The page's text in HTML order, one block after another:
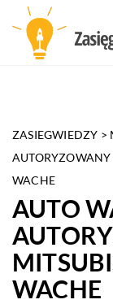
ZASIEGWIEDZY >
AUTORYZOWANY
WACHE
AUTO
WACHE